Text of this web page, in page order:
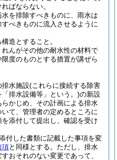
ばならない。
を排除すべきものに、雨水は
べきものに流入させるように
造とすること。
んがその他の耐水性の材料で
度のものとする措置が講ぜら
排水施設(これらに接続する除害
排水設備等」という。)の新設
かじめ、その計画による排水
て、管理者の定めるところに
添付して提出し、確認を受け
付した書類に記載した事項を変
項と同様とする。 ただし、排水
おそれのない変更であって、